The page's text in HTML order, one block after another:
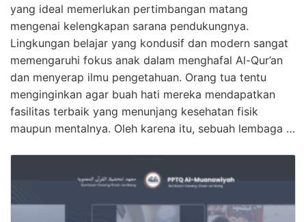
yang ideal memerlukan pertimbangan matang
mengenai kelengkapan sarana pendukungnya.
Lingkungan belajar yang kondusif dan modern sangat
memengaruhi fokus anak dalam menghafal Al-Qur’an
dan menyerap ilmu pengetahuan. Orang tua tentu
menginginkan agar buah hati mereka mendapatkan
fasilitas terbaik yang menunjang kesehatan fisik
maupun mentalnya. Oleh karena itu, sebuah lembaga …